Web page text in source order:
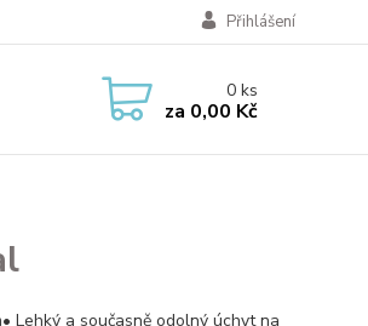
Přihlášení
0ks
za 0,00 Kč
Lehký a současně odolný úchyt na